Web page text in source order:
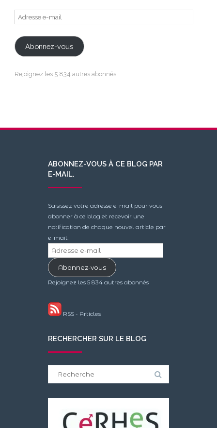
Adresse
e-
mail
Abonnez-vous
Rejoignez les 5 834 autres abonnés
ABONNEZ-VOUS À CE BLOG PAR
E-MAIL.
Saisissez votre adresse e-mail pour vous
abonner à ce blog et recevoir une
notification de chaque nouvel article par
e-mail.
Adresse
e-
mailAbonnez-vous
Rejoignez les 5 834 autres abonnés
RSS - Articles
RECHERCHER SUR LE BLOG